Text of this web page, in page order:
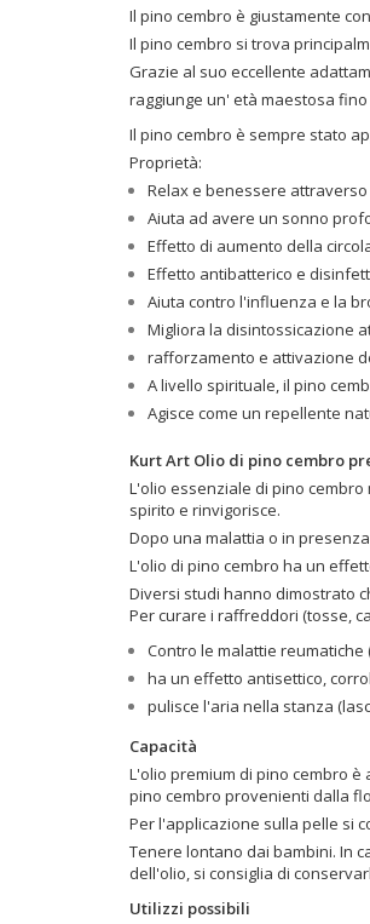
Il pino cembro è giustamente
Il pino cembro si trova
Grazie al suo eccellente
raggiunge un' età maestosa fino
Il pino cembro è sempre stato
Proprietà:
Relax e benessere
Aiuta ad avere un sonno
Effetto di aumento della
Effetto antibatterico e
Aiuta contro l'influenza e la
Migliora la disintossicazione
rafforzamento e attivazione
A livello spirituale, il pino
Agisce come un repellente
Kurt Art Olio di pino cembro
L'olio essenziale di pino
spirito e rinvigorisce.
Dopo una malattia o in
L'olio di pino cembro ha un
Diversi studi hanno dimostrato
Per curare i raffreddori (tosse,
Contro le malattie
ha un effetto antisettico,
pulisce l'aria nella stanza
Capacità
L'olio premium di pino cembro
pino cembro provenienti dalla
Per l'applicazione sulla pelle si
Tenere lontano dai bambini. In
dell'olio, si consiglia di
Utilizzi possibili